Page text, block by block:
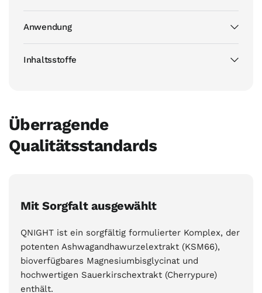
Anwendung
Inhaltsstoffe
Überragende
Qualitätsstandards
Mit Sorgfalt ausgewählt
QNIGHT ist ein sorgfältig formulierter Komplex, der
potenten Ashwagandhawurzelextrakt (KSM66),
bioverfügbares Magnesiumbisglycinat und
hochwertigen Sauerkirschextrakt (Cherrypure)
enthält.